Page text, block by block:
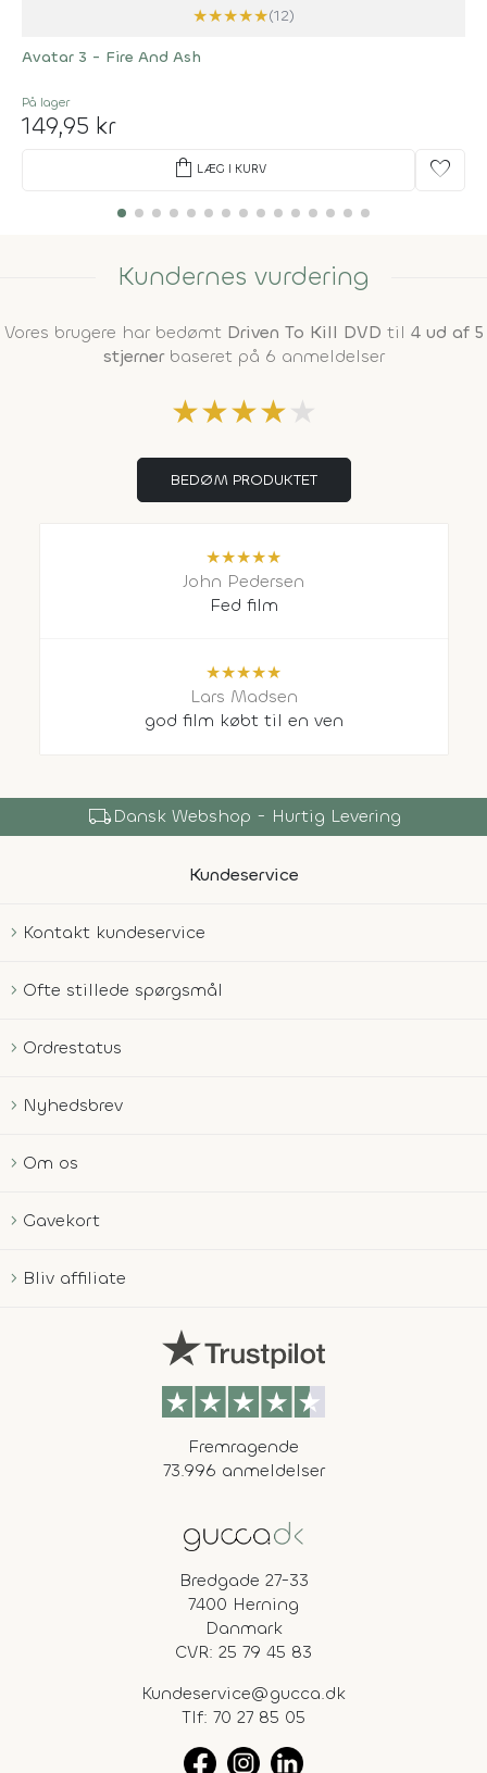
★★★★★(12)
Avatar 3 - Fire And Ash
På lager
149,95 kr
shopping_bag LÆG I KURV favorite
Kundernes vurdering
Vores brugere har bedømt Driven To Kill DVD til 4 ud af 5
stjernerbaseret på 6 anmeldelser
★★★★★
BEDØM PRODUKTET
★★★★★
John Pedersen
Fed film
★★★★★
Lars Madsen
god film købt til en ven
local_shippingDansk Webshop - Hurtig Levering
Kundeservice
Kontakt kundeservice
Ofte stillede spørgsmål
Ordrestatus
Nyhedsbrev
Om os
Gavekort
Bliv affiliate
Fremragende
73.996 anmeldelser
Bredgade 27-33
7400 Herning
Danmark
CVR: 25 79 45 83
Kundeservice@gucca.dk
Tlf: 70 27 85 05